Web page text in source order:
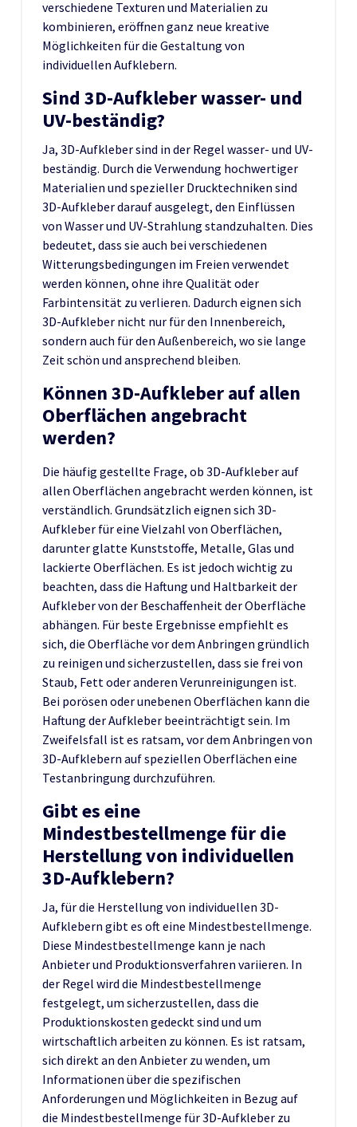
verschiedene Texturen und Materialien zu
kombinieren, eröffnen ganz neue kreative
Möglichkeiten für die Gestaltung von
individuellen Aufklebern.
Sind 3D-Aufkleber wasser- und
UV-beständig?
Ja, 3D-Aufkleber sind in der Regel wasser- und UV-
beständig. Durch die Verwendung hochwertiger
Materialien und spezieller Drucktechniken sind
3D-Aufkleber darauf ausgelegt, den Einflüssen
von Wasser und UV-Strahlung standzuhalten. Dies
bedeutet, dass sie auch bei verschiedenen
Witterungsbedingungen im Freien verwendet
werden können, ohne ihre Qualität oder
Farbintensität zu verlieren. Dadurch eignen sich
3D-Aufkleber nicht nur für den Innenbereich,
sondern auch für den Außenbereich, wo sie lange
Zeit schön und ansprechend bleiben.
Können 3D-Aufkleber auf allen
Oberflächen angebracht
werden?
Die häufig gestellte Frage, ob 3D-Aufkleber auf
allen Oberflächen angebracht werden können, ist
verständlich. Grundsätzlich eignen sich 3D-
Aufkleber für eine Vielzahl von Oberflächen,
darunter glatte Kunststoffe, Metalle, Glas und
lackierte Oberflächen. Es ist jedoch wichtig zu
beachten, dass die Haftung und Haltbarkeit der
Aufkleber von der Beschaffenheit der Oberfläche
abhängen. Für beste Ergebnisse empfiehlt es
sich, die Oberfläche vor dem Anbringen gründlich
zu reinigen und sicherzustellen, dass sie frei von
Staub, Fett oder anderen Verunreinigungen ist.
Bei porösen oder unebenen Oberflächen kann die
Haftung der Aufkleber beeinträchtigt sein. Im
Zweifelsfall ist es ratsam, vor dem Anbringen von
3D-Aufklebern auf speziellen Oberflächen eine
Testanbringung durchzuführen.
Gibt es eine
Mindestbestellmenge für die
Herstellung von individuellen
3D-Aufklebern?
Ja, für die Herstellung von individuellen 3D-
Aufklebern gibt es oft eine Mindestbestellmenge.
Diese Mindestbestellmenge kann je nach
Anbieter und Produktionsverfahren variieren. In
der Regel wird die Mindestbestellmenge
festgelegt, um sicherzustellen, dass die
Produktionskosten gedeckt sind und um
wirtschaftlich arbeiten zu können. Es ist ratsam,
sich direkt an den Anbieter zu wenden, um
Informationen über die spezifischen
Anforderungen und Möglichkeiten in Bezug auf
die Mindestbestellmenge für 3D-Aufkleber zu